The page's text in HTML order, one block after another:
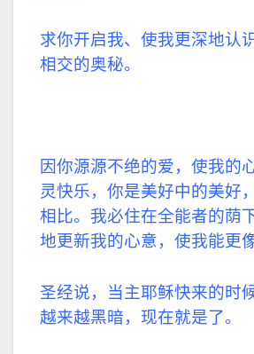
求你开启我、使我更深地认
相交的奥秘。
因你源源不绝的爱，使我的
灵快乐，你是美好中的美好
相比。我必住在全能者的荫
地更新我的心意，使我能更像
圣经说，当主耶稣快来的时
越来越黑暗，现在就是了。